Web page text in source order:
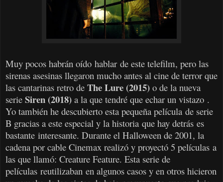
Muy pocos habrán oído hablar de este telefilm, pero las
sirenas asesinas llegaron mucho antes al cine de terror que
las cantarinas retro de The Lure (2015) o de la nueva
serie Siren (2018) a la que tendré que echar un vistazo .
Yo también he descubierto esta pequeña película de serie
B gracias a este especial y la historia que hay detrás es
bastante interesante. Durante el Halloween de 2001, la
cadena por cable Cinemax realizó y proyectó 5 películas a
las que llamó: Creature Feature. Esta serie de
películas reutilizaban en algunos casos y en otros hicieron